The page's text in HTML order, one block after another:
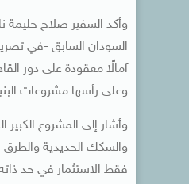
وأكد السفير صلاح حليمة
السودان السابق -في
آمالًا معقودة على دور
وعلى رأسها مشروعات
وأشار إلى المشروع
والسكك الحديدية والطرق
فقط الاستثمار في حد